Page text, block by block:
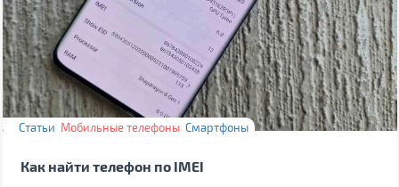
Статьи Мобильные телефоны Смартфоны
Как найти телефон по IMEI